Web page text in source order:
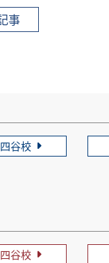
四谷校
四谷校